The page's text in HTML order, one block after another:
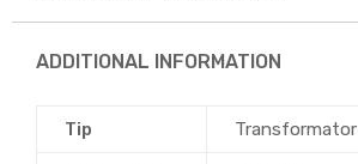
ADDITIONAL INFORMATION
Tip Transformator